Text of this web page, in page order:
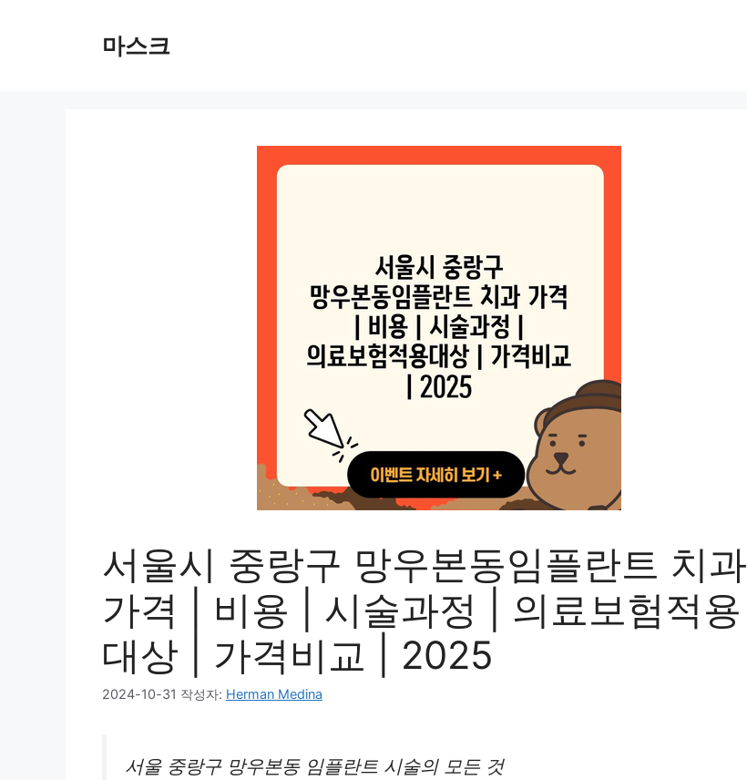
마스크
서울시 중랑구 망우본동임플란트 치과
가격 | 비용 | 시술과정 | 의료보험적용
대상 | 가격비교 | 2025
2024-10-31 작성자: Herman Medina
서울 중랑구 망우본동 임플란트 시술의 모든 것